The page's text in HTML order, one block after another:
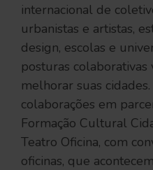
internacional de
urbanistas e artistas,
design, escolas e
posturas
melhorar suas
colaborações em
Formação Cultural
Teatro Oficina, com
oficinas, que